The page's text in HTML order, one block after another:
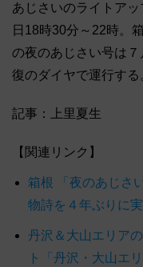
あじさいのライトア
日18時30分～22時。
の夜のあじさい号は
復のダイヤで運行する
記事：上里夏生
【関連リンク】
箱根 「夜のあじさ
物詩を４年ぶりに
丹沢＆大山エリア
ト「丹沢・大山エ